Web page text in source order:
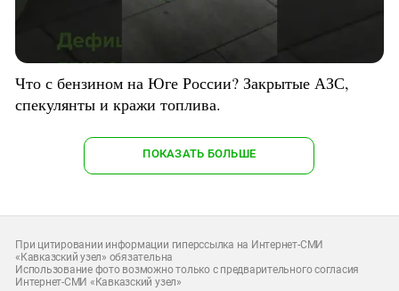
Что с бензином на Юге России? Закрытые АЗС,
спекулянты и кражи топлива.
ПОКАЗАТЬ БОЛЬШЕ
При цитировании информации гиперссылка на Интернет-СМИ
«Кавказский узел» обязательна
Использование фото возможно только с предварительного согласия
Интернет-СМИ «Кавказский узел»